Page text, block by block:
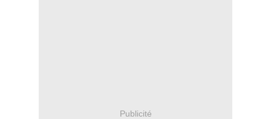
Publicité